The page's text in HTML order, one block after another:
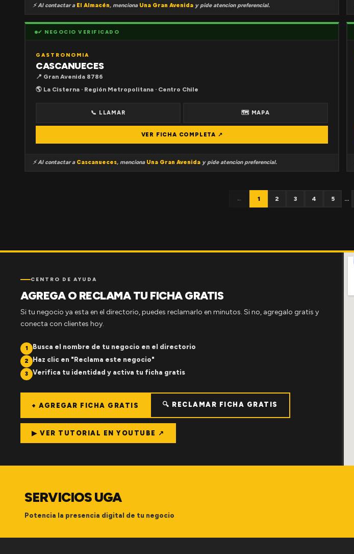
⚡ Al contactar a El Almacén, menciona Una Gran Avenida y pide atencion preferencial.
✔ NEGOCIO VERIFICADO
GASTRONOMIA
CASCANUECES
📍 Gran Avenida 8786
🌎 La Cisterna · Región Metropolitana · Centro Chile
📞 LLAMAR 🗺 MAPA
VER FICHA COMPLETA ↗
⚡ Al contactar a Cascanueces, menciona Una Gran Avenida y pide atencion preferencial.
← 1 2 3 4 5 ...
CENTRO DE AYUDA
AGREGA O RECLAMA TU FICHA GRATIS
Si tu negocio ya esta en el directorio, puedes reclamarlo en minutos. Si no, agregalo gratis y
conecta con clientes hoy.
1 Busca el nombre de tu negocio en el directorio
2 Haz clic en "Reclama este negocio"
3 Verifica tu identidad y activa tu ficha gratis
+ AGREGAR FICHA GRATIS 🔍 RECLAMAR FICHA GRATIS
▶ VER TUTORIAL EN YOUTUBE ↗
SERVICIOS UGA
Potencia la presencia digital de tu negocio